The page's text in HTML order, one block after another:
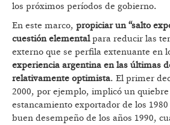
los próximos períodos de gobierno.
En este marco, propiciar un “salto
cuestión elementalpara reducir las
externo que se perfila extenuante en
experiencia argentina en las últimas
relativamente optimista. El primer
2000, por ejemplo, implicó un
estancamiento exportador de los
buen desempeño de los años 1990,